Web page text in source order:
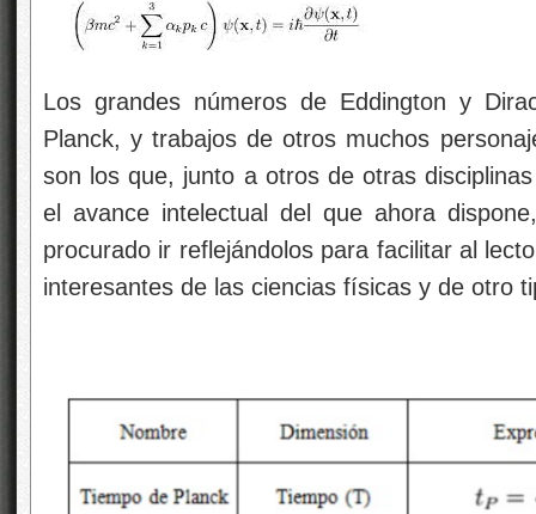
Los grandes números de Eddington y
Planck, y trabajos de otros muchos
son los que, junto a otros de otras
el avance intelectual del que ahora
procurado ir reflejándolos para facilitar al
interesantes de las ciencias físicas y de otro